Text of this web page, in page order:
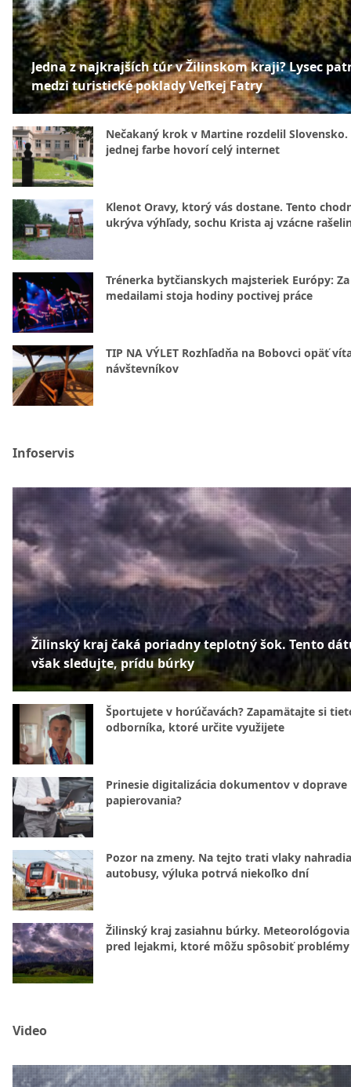
Jedna z najkrajších túr v Žilinskom kraji? Lysec
medzi turistické poklady Veľkej Fatry
Nečakaný krok v Martine rozdelil Slovensko.
jednej farbe hovorí celý internet
Klenot Oravy, ktorý vás dostane. Tento
ukrýva výhľady, sochu Krista aj vzácne
Trénerka bytčianskych majsteriek Európy: Za
medailami stoja hodiny poctivej práce
TIP NA VÝLET Rozhľadňa na Bobovci opäť
návštevníkov
Infoservis
Žilinský kraj čaká poriadny teplotný šok. Tento
však sledujte, prídu búrky
Športujete v horúčavách? Zapamätajte si
odborníka, ktoré určite využijete
Prinesie digitalizácia dokumentov v doprave
papierovania?
Pozor na zmeny. Na tejto trati vlaky nahradia
autobusy, výluka potrvá niekoľko dní
Žilinský kraj zasiahnu búrky.
pred lejakmi, ktoré môžu spôsobiť problémy
Video